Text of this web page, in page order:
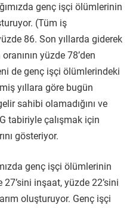
genç işçi ölümlerinin
(Tüm iş
86. Son yıllarda giderek
yüzde 78’den
de genç işçi ölümlerindeki
yıllara göre bugün
sahibi olamadığını ve
tabiriyle çalışmak için
gösteriyor.
genç işçi ölümlerinin
inşaat, yüzde 22’sini
oluşturuyor. Genç işçi